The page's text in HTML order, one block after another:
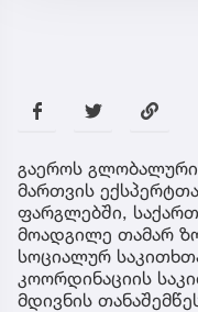
გაეროს
მართვის
ფარგლებში,
მოადგილე თამარ
სოციალურ
კოორდინაციის
მდივნის